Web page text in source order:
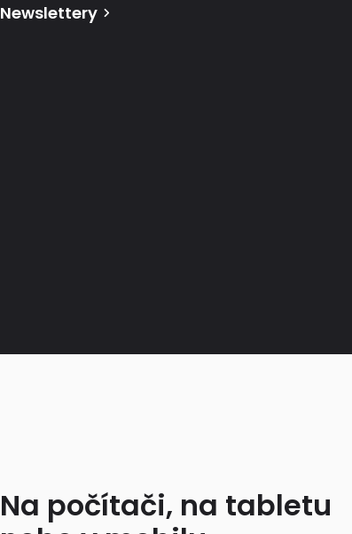
Newslettery
Na počítači, na tabletu